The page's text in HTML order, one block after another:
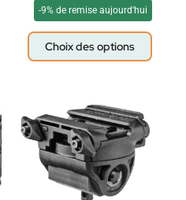
-9% de remise aujourd'hui
Choix des options